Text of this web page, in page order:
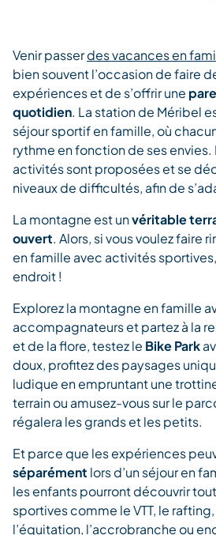
Venir passerdes vacances en
bien souvent l’occasion de faire
expériences et de s’offrir une
quotidien. La station de Méribel
séjour sportif en famille, où
rythme en fonction de ses
activités sont proposées et se
niveaux de difficultés, afin de
La montagne est unvéritable
ouvert. Alors, si vous voulez faire
en famille avec activités
endroit !
Explorez la montagne en famille
accompagnateurs et partez à la
et de la flore, testez le Bike Park
doux, profitez des paysages
ludique en empruntant une
terrain ou amusez-vous sur le
régalera les grands et les petits.
Et parce que les expériences
séparément lors d’un séjour en
les enfants pourront découvrir
sportives comme le VTT, le
l’équitation, l’accrobranche ou